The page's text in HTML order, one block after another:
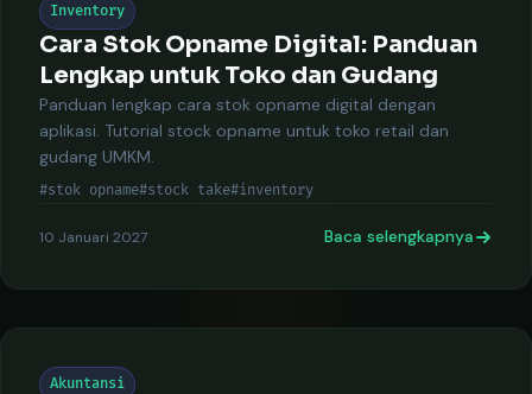
Inventory
Cara Stok Opname Digital: Panduan
Lengkap untuk Toko dan Gudang
Panduan lengkap cara stok opname digital dengan
aplikasi. Tutorial stock opname untuk toko retail dan
gudang UMKM.
#stok opname#stock take#inventory
10 Januari 2027 Baca selengkapnya
Akuntansi